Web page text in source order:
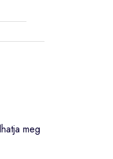
meg